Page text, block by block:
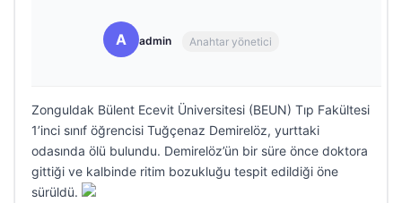
A admin Anahtar yönetici
Zonguldak Bülent Ecevit Üniversitesi (BEUN) Tıp Fakültesi
1’inci sınıf öğrencisi Tuğçenaz Demirelöz, yurttaki
odasında ölü bulundu. Demirelöz’ün bir süre önce doktora
gittiği ve kalbinde ritim bozukluğu tespit edildiği öne
sürüldü.